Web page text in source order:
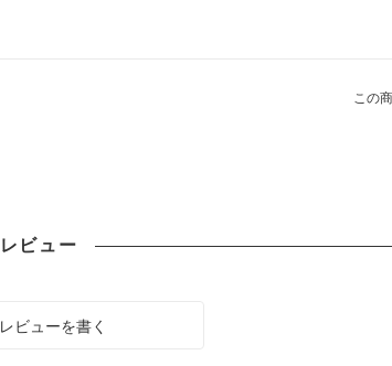
この
レビュー
レビューを書く